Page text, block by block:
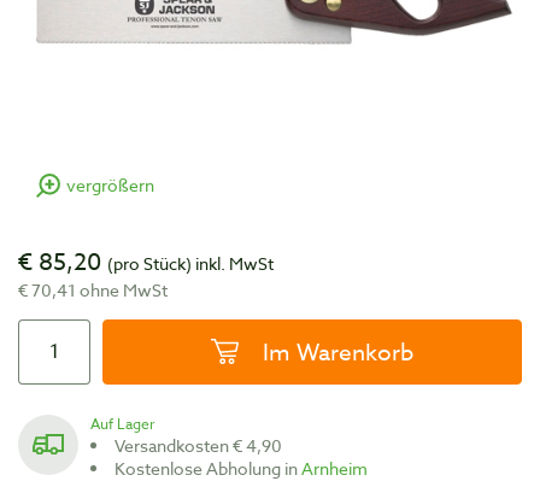
vergrößern
€ 85,20 (pro Stück) inkl. MwSt
€ 70,41 ohne MwSt
Im Warenkorb
Auf Lager
Versandkosten € 4,90
Kostenlose Abholung inArnheim